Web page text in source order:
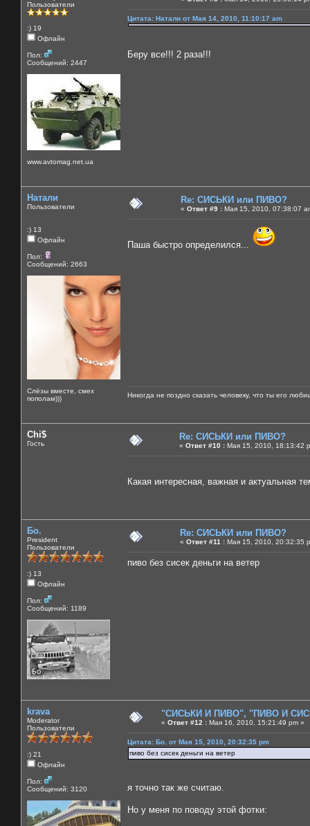
Пользователи
:) 19
Офлайн
Пол:
Сообщений: 2447
www.avtomag.net.ua
Цитата: Натали от Мая 14, 2010, 11:10:17 am
Беру все!!! 2 раза!!!
Натали
Пользователи
:) 13
Офлайн
Пол:
Сообщений: 2663
Слёзы вместе, смех
пополам)))
Re: СИСЬКИ или ПИВО?
« Ответ #9 : Мая 15, 2010, 07:38:07
Паша быстро определился...
Никогда не поздно сказать человеку, что ты его
Chi$
Гость
Re: СИСЬКИ или ПИВО?
« Ответ #10 : Мая 15, 2010, 18:13:42
Какая интересная, важная и актуальная
Бо.
President
Пользователи
:) 13
Офлайн
Пол:
Сообщений: 1189
Re: СИСЬКИ или ПИВО?
« Ответ #11 : Мая 15, 2010, 20:32:35
пиво без сисек деньги на ветер
krava
Moderator
Пользователи
:) 21
Офлайн
Пол:
Сообщений: 3120
"СИСЬКИ И ПИВО", "ПИВО И
« Ответ #12 : Мая 16, 2010, 15:21:49 pm »
Цитата: Бо. от Мая 15, 2010, 20:32:35 pm
пиво без сисек деньги на ветер
я точно так же считаю.
Но у меня по поводу этой фотки: